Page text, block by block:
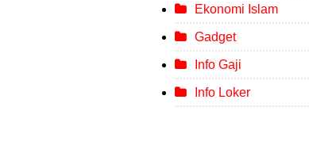
Ekonomi Islam
Gadget
Info Gaji
Info Loker